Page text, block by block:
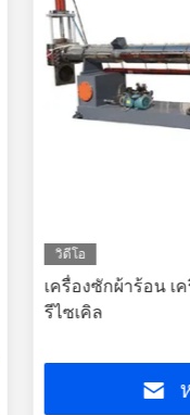
วิดีโอ
เครื่องซักผ้าร้อน เ
รีไซเคิล